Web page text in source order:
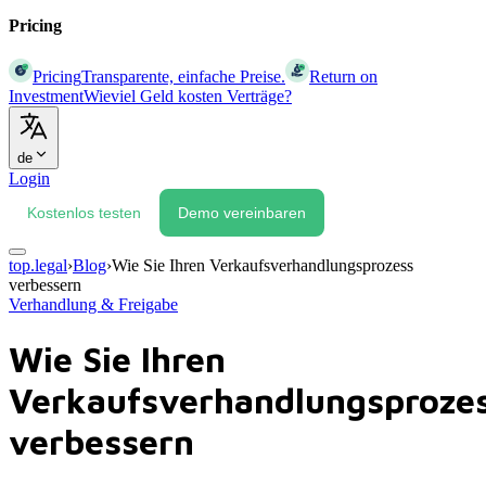
Pricing
PricingTransparente, einfache Preise.
Return on
InvestmentWieviel Geld kosten Verträge?
de
Login
Kostenlos testen Demo vereinbaren
top.legal›Blog›Wie Sie Ihren Verkaufsverhandlungsprozess
verbessern
Verhandlung & Freigabe
Wie Sie Ihren
verbessern